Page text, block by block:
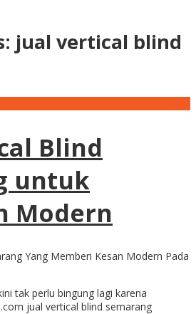
jual vertical blind
Blind
untuk
Modern
tak perlu bingung lagi karena
jual vertical blind semarang